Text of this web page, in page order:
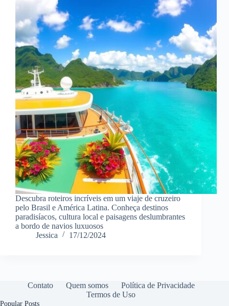
Descubra roteiros incríveis em um viaje de cruzeiro
pelo Brasil e América Latina. Conheça destinos
paradisíacos, cultura local e paisagens deslumbrantes
a bordo de navios luxuosos
Jessica
17/12/2024
Contato Quem somos
Política de Privacidade
Termos de Uso
Popular Posts